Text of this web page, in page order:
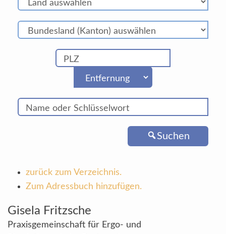
Suchen
zurück zum Verzeichnis.
Zum Adressbuch hinzufügen.
Gisela Fritzsche
Praxisgemeinschaft für Ergo- und